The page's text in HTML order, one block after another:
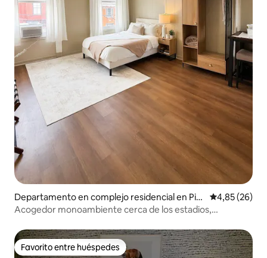
Departamento en complejo residencial en Pitt
sburgh
Calificación
4,85 (26)
Acogedor monoambiente cerca de los estadios,
Favorito entre huéspedes
Favorito entre huéspedes